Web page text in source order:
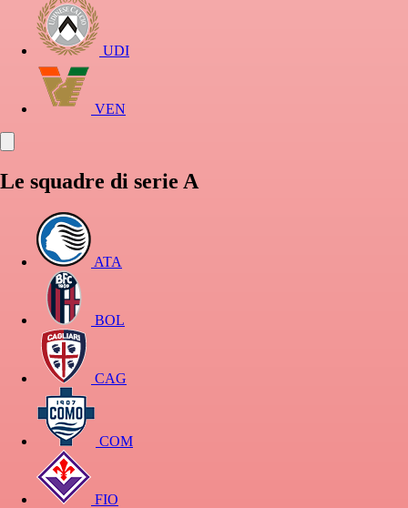
UDI
VEN
Le squadre di serie A
ATA
BOL
CAG
COM
FIO